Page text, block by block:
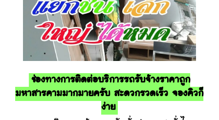
ช่องทางการติดต่อบริการรถรับจ้างราคาถูก
มหาสารคามมากมายครับ สะดวกรวดเร็ว จองคิวก็
ง่าย